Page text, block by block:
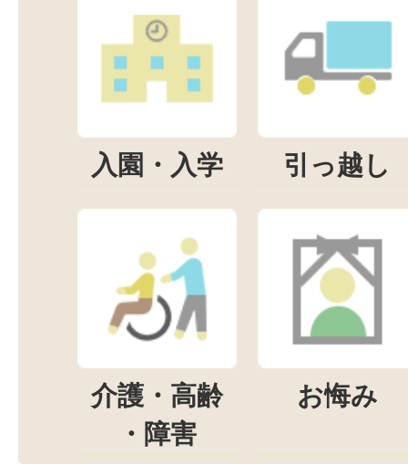
入園・入学 引っ越し
介護・高齢
・障害
お悔み